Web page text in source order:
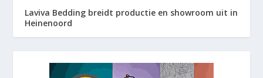
Laviva Bedding breidt productie en showroom uit in
Heinenoord